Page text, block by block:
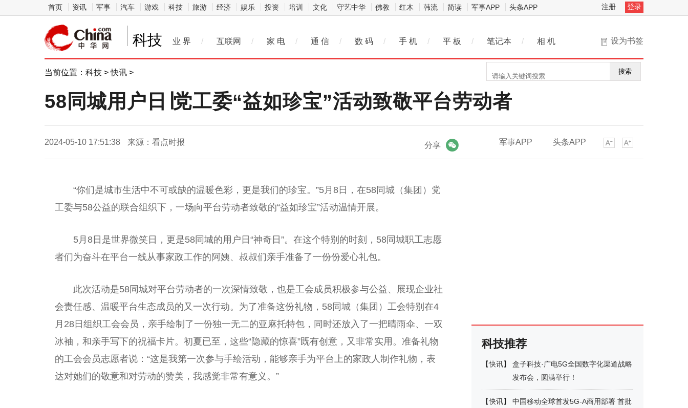
首页 资讯 军事 汽车 游戏 科技 旅游 经济 娱乐 投资 培训 文化 守艺中华 佛教 红木 韩流 简读 军事APP 头条APP 注册 登录
科技 设为书签
业 界 / 互联网 / 家 电 / 通 信 / 数 码 / 手 机 / 平 板 / 笔记本 / 相 机
当前位置： 科技 >快讯 > 搜索
58同城用户日∣党工委“益如珍宝”活动致敬平台劳动者
2024-05-10 17:51:38 来源：看点时报 军事APP 头条APP
分享
“你们是城市生活中不可或缺的温暖色彩，更是我们的珍宝。”5月8日，在58同城（集团）党
工委与58公益的联合组织下，一场向平台劳动者致敬的“益如珍宝”活动温情开展。
5月8日是世界微笑日，更是58同城的用户日“神奇日”。在这个特别的时刻，58同城职工志愿
者们为奋斗在平台一线从事家政工作的阿姨、叔叔们亲手准备了一份份爱心礼包。
此次活动是58同城对平台劳动者的一次深情致敬，也是工会成员积极参与公益、展现企业社
会责任感、温暖平台生态成员的又一次行动。为了准备这份礼物，58同城（集团）工会特别在4
月28日组织工会会员，亲手绘制了一份独一无二的亚麻托特包，同时还放入了一把晴雨伞、一双
冰袖，和亲手写下的祝福卡片。初夏已至，这些“隐藏的惊喜”既有创意，又非常实用。准备礼物
的工会会员志愿者说：“这是我第一次参与手绘活动，能够亲手为平台 上的家政人制作礼物，表
达对她们的敬意和对劳动的赞美，我感觉非常有意义。”
科技推荐
【快讯】
盒子科技·广电5G全国数字化渠道战略
发布会，圆满举行！
【快讯】
中国移动全球首发5G-A商用部署 首批